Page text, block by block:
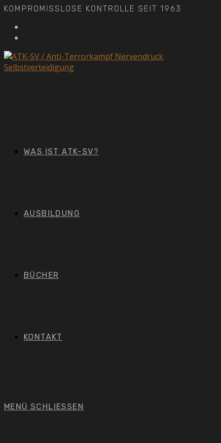
Zum
springen
KOMPROMISSLOSE KONTROLLE SEIT 1963
WAS IST ATK-SV?
AUSBILDUNG
BÜCHER
KONTAKT
MENÜ SCHLIESSEN